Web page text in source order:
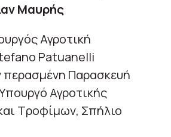
Μαυρής
Αγροτική
Patuanelli
περασμένη Παρασκευή
Αγροτικής
Τροφίμων, Σπήλιο